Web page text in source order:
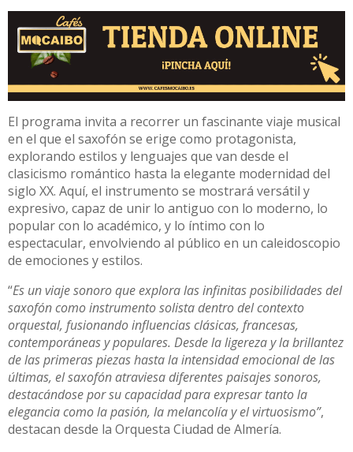
El programa invita a recorrer un fascinante viaje musical
en el que el saxofón se erige como protagonista,
explorando estilos y lenguajes que van desde el
clasicismo romántico hasta la elegante modernidad del
siglo XX. Aquí, el instrumento se mostrará versátil y
expresivo, capaz de unir lo antiguo con lo moderno, lo
popular con lo académico, y lo íntimo con lo
espectacular, envolviendo al público en un caleidoscopio
de emociones y estilos.
“Es un viaje sonoro que explora las infinitas posibilidades del
saxofón como instrumento solista dentro del contexto
orquestal, fusionando influencias clásicas, francesas,
contemporáneas y populares. Desde la ligereza y la brillantez
de las primeras piezas hasta la intensidad emocional de las
últimas, el saxofón atraviesa diferentes paisajes sonoros,
destacándose por su capacidad para expresar tanto la
elegancia como la pasión, la melancolía y el virtuosismo”,
destacan desde la Orquesta Ciudad de Almería.